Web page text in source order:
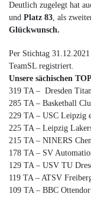
Deutlich zugelegt hat
und Platz 83, als
Glückwunsch.
Per Stichtag
TeamSL registriert.
Unsere sächischen
319 TA – Dresden
285 TA – Basketball
229 TA – USC Leipzig
225 TA – Leipzig
215 TA – NINERS
178 TA – SV
129 TA – USV TU
119 TA – ATSV
109 TA – BBC